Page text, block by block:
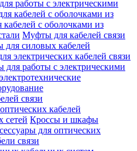
работы с электрическими
кабелей с оболочками из
с оболочками из
Муфты для кабелей связи
силовых кабелей
электрических кабелей связи
работы с электрическими
связи
кабелей
сетей Кроссы и шкафы
для оптических
связи